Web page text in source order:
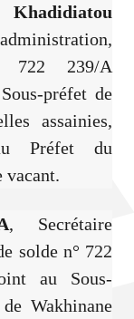
Khadidiatou
722 239/A
préfet de
assainies,
Préfet du
vacant.
, Secrétaire
solde n° 722
au Sous-
Wakhinane